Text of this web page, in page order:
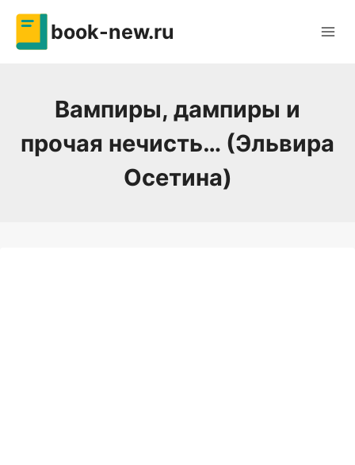
Перейти
содержимому
book-new.ru
Вампиры, дампиры и
прочая нечисть… (Эльвира
Осетина)